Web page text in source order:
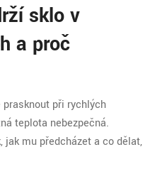
sklo v
a proč
prasknout při rychlých
teplota nebezpečná.
mu předcházet a co dělat,